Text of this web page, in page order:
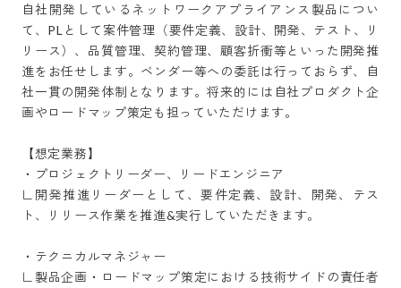
自社開発しているネットワークアプライアンス製品につい
て、PLとして案件管理（要件定義、設計、開発、テスト、リ
リース）、品質管理、契約管理、顧客折衝等といった開発推
進をお任せします。ベンダー等への委託は行っておらず、自
社一貫の開発体制となります。将来的には自社プロダクト企
画やロードマップ策定も担っていただけます。
【想定業務】
・プロジェクトリーダー、リードエンジニア
∟開発推進リーダーとして、要件定義、設計、開発、テス
ト、リリース作業を推進&実行していただきます。
・テクニカルマネジャー
∟製品企画・ロードマップ策定における技術サイドの責任者